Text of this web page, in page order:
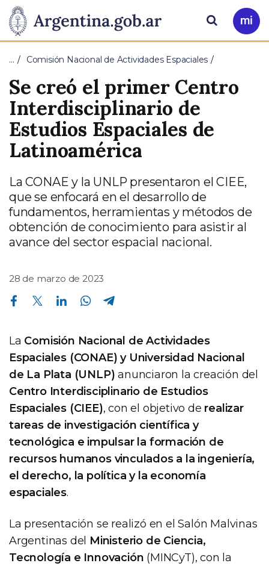
Presidencia
de
la
Nación
Pasar al contenido principal
Ir
a
Buscar
… Comisión Nacional de Actividades Espaciales
Se creó el primer Centro
Interdisciplinario de
Estudios Espaciales de
Latinoamérica
La CONAE y la UNLP presentaron el CIEE,
que se enfocará en el desarrollo de
fundamentos, herramientas y métodos de
obtención de conocimiento para asistir al
avance del sector espacial nacional.
28 de marzo de 2023
Compartir en Facebook Compartir en Twitter Compartir en Linkedin Compartir en Whatsapp
La Comisión Nacional de Actividades
Espaciales (CONAE) y Universidad Nacional
de La Plata (UNLP) anunciaron la creación del
Centro Interdisciplinario de Estudios
Espaciales (CIEE), con el objetivo de realizar
tareas de investigación científica y
tecnológica e impulsar la formación de
recursos humanos vinculados a la ingeniería,
el derecho, la política y la economía
espaciales.
La presentación se realizó en el Salón Malvinas
Argentinas del Ministerio de Ciencia,
Tecnología e Innovación (MINCyT), con la